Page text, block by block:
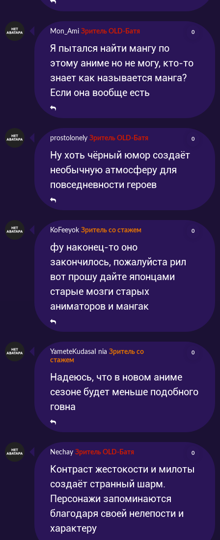
Mon_Ami Зритель OLD-Батя 0
Я пытался найти мангу по
этому аниме но не могу, кто-то
знает как называется манга?
Если она вообще есть
prostolonely Зритель OLD-Батя 0
Ну хоть чёрный юмор создаёт
необычную атмосферу для
повседневности героев
KoFeeyok Зритель со стажем 0
фу наконец-то оно
закончилось, пожалуйста рил
вот прошу дайте японцами
старые мозги старых
аниматоров и мангак
YameteKudasaI nia Зритель со
стажем
0
Надеюсь, что в новом аниме
сезоне будет меньше подобного
говна
Nechay Зритель OLD-Батя 0
Контраст жестокости и милоты
создаёт странный шарм.
Персонажи запоминаются
благодаря своей нелепости и
характеру